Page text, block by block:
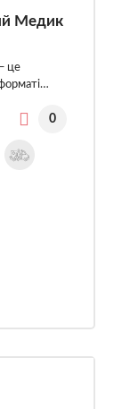
Медик
це
0